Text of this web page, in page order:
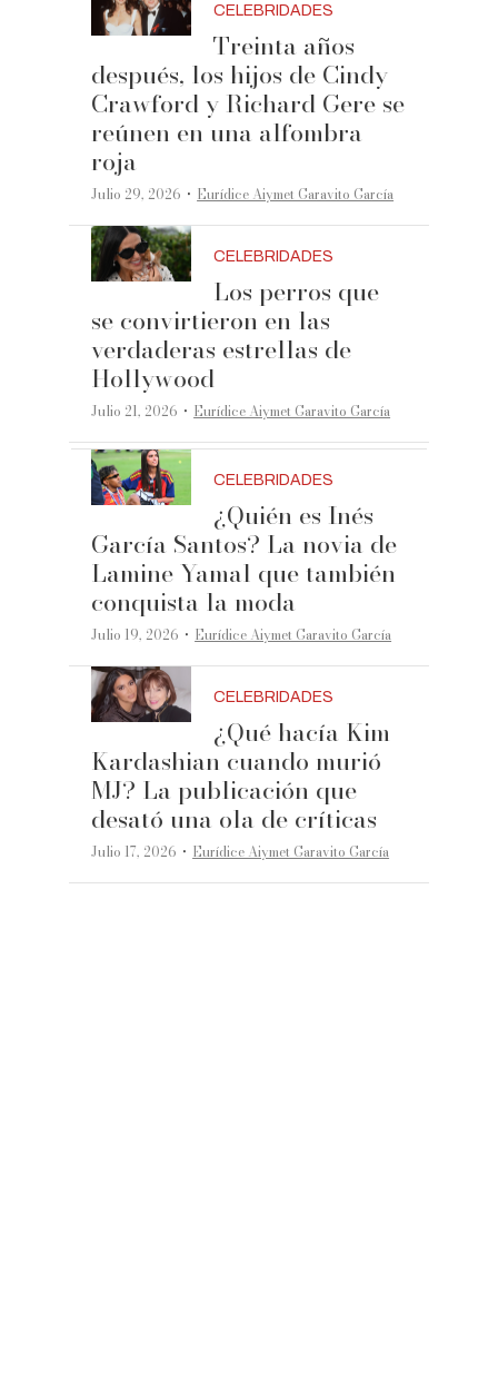
CELEBRIDADES
Treinta años
después, los hijos de Cindy
Crawford y Richard Gere se
reúnen en una alfombra
roja
Julio 29, 2026 ·Eurídice Aiymet Garavito García
CELEBRIDADES
Los perros que
se convirtieron en las
verdaderas estrellas de
Hollywood
Julio 21, 2026 ·Eurídice Aiymet Garavito García
CELEBRIDADES
¿Quién es Inés
García Santos? La novia de
Lamine Yamal que también
conquista la moda
Julio 19, 2026 ·Eurídice Aiymet Garavito García
CELEBRIDADES
¿Qué hacía Kim
Kardashian cuando murió
MJ? La publicación que
desató una ola de críticas
Julio 17, 2026 ·Eurídice Aiymet Garavito García